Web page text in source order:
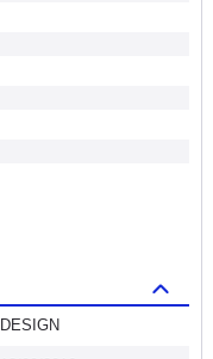
DESIGN